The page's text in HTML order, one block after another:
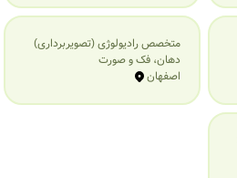
متخصص رادیولوژی (تصویربرداری)
دهان، فک و صورت
اصفهان